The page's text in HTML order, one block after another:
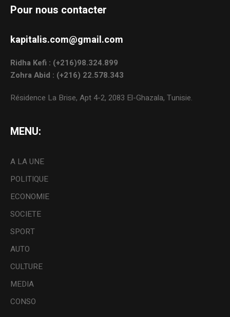
Pour nous contacter
kapitalis.com@gmail.com
Ridha Kefi : (+216)98.324.899
Zohra Abid : (+216) 22.578.343
Résidence La Brise, Apt 4-2, 2083 El-Ghazala, Tunisie.
MENU:
A LA UNE
POLITIQUE
ECONOMIE
SOCIETE
SPORT
AUTO
CULTURE
MEDIA
CONSO